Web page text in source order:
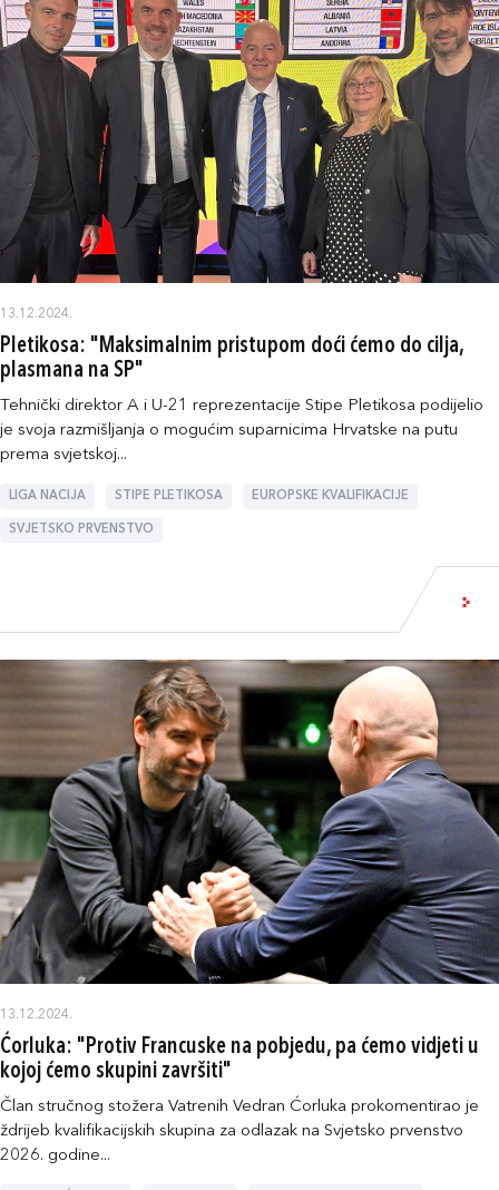
13.12.2024.
Pletikosa: "Maksimalnim pristupom doći ćemo do cilja,
plasmana na SP"
Tehnički direktor A i U-21 reprezentacije Stipe Pletikosa podijelio
je svoja razmišljanja o mogućim suparnicima Hrvatske na putu
prema svjetskoj...
LIGA NACIJA STIPE PLETIKOSA EUROPSKE KVALIFIKACIJE
SVJETSKO PRVENSTVO
13.12.2024.
Ćorluka: "Protiv Francuske na pobjedu, pa ćemo vidjeti u
kojoj ćemo skupini završiti"
Član stručnog stožera Vatrenih Vedran Ćorluka prokomentirao je
ždrijeb kvalifikacijskih skupina za odlazak na Svjetsko prvenstvo
2026. godine...